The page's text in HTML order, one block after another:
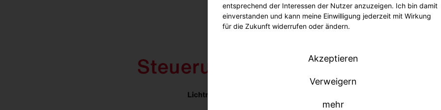
entsprechend der Interessen der Nutzer anzuzeigen. Ich bin damit
einverstanden und kann meine Einwilligung jederzeit mit Wirkung
für die Zukunft widerrufen oder ändern.
Akzeptieren
Verweigern
mehr